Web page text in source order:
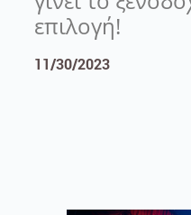
επιλογή!
11/30/2023